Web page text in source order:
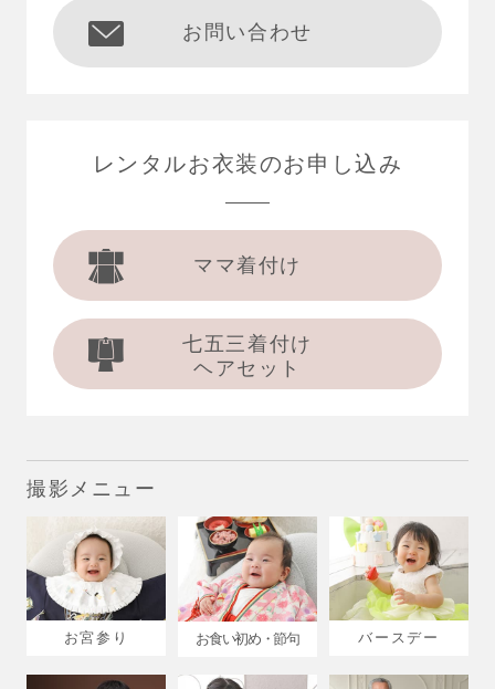
お問い合わせ
レンタルお衣装のお申し込み
ママ着付け
七五三着付け
ヘアセット
撮影メニュー
お宮参り お食い初め・節句 バースデー